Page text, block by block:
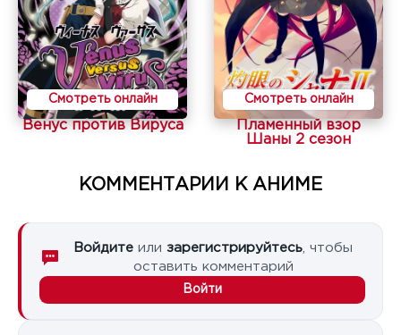
Смотреть онлайн
Венус против Вируса
Смотреть онлайн
Пламенный взор
Шаны 2 сезон
КОММЕНТАРИИ К АНИМЕ
Войдите или зарегистрируйтесь , чтобы
оставить комментарий
Войти